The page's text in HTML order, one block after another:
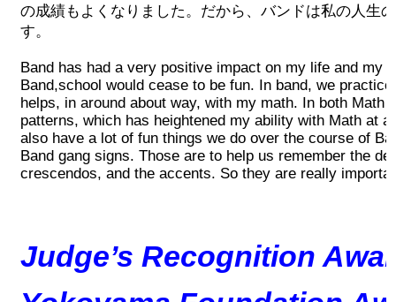
の成績もよくなりました。だから、バンドは私の人生
す。
Band has had a very positive impact on my life and my
Band,school would cease to be fun. In band, we
helps, in around about way, with my math. In both Math
patterns, which has heightened my ability with Math at
also have a lot of fun things we do over the course of
Band gang signs. Those are to help us remember the
crescendos, and the accents. So they are really
Judge’s Recognition